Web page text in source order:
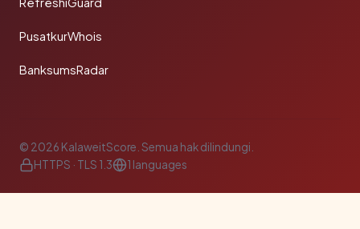
PusatkurWhois
BanksumsRadar
© 2026 KalaweitScore. Semua hak dilindungi.
HTTPS · TLS 1.3
1 languages